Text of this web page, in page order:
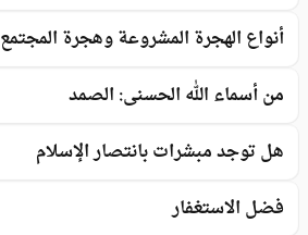
أنواع الهجرة المشروعة وهجرة المجتمع
من أسماء الله الحسنى: الصمد
هل توجد مبشرات بانتصار الإسلام
فضل الاستغفار